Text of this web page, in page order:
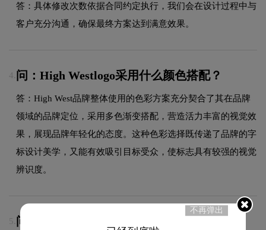
答：具体修改次数依据合同约定执行，我们会在设计过程中与
客户充分沟通，确保最终方案达到满意效果。
4. 问：High Westlogo采用什么颜色搭配？
答：High West品牌整体使用的色彩方案充分契合了其在品牌
领域的品牌定位，采用多色渐变搭配，营造活力丰富的视觉效
果，展现品牌年轻化的态度。这种色彩选择既传递了品牌的字
标设计美学，又能有效吸引目标受众，使标志具有较强的视觉
辨识度。
5. 问：High West品牌logo有过演变吗？
不再弹出